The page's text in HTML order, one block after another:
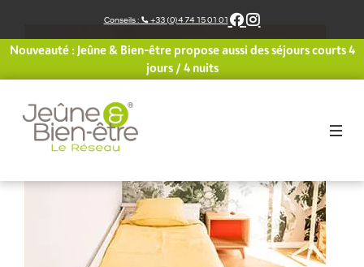
contenu
Conseils : +33 (0)4 74 15 01 01
Nouveauté : Jeûne & Bien-être propose aussi des séjours courts 4
jours / 4 nuits